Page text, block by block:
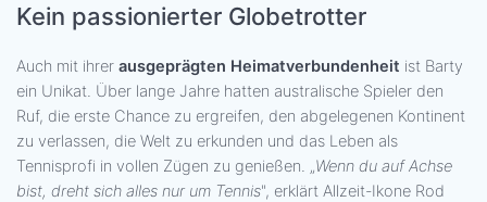
Kein passionierter Globetrotter
Auch mit ihrer ausgeprägten Heimatverbundenheit ist Barty
ein Unikat. Über lange Jahre hatten australische Spieler den
Ruf, die erste Chance zu ergreifen, den abgelegenen Kontinent
zu verlassen, die Welt zu erkunden und das Leben als
Tennisprofi in vollen Zügen zu genießen. „Wenn du auf Achse
bist, dreht sich alles nur um Tennis", erklärt Allzeit-Ikone Rod